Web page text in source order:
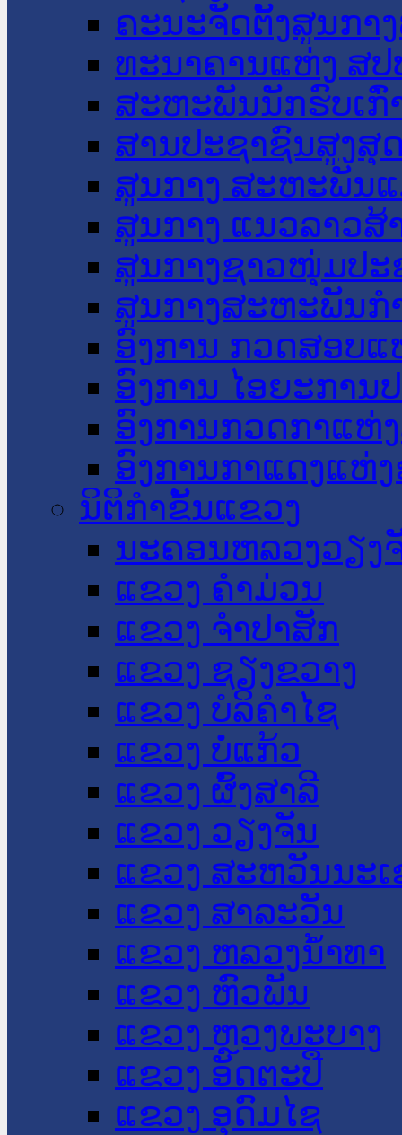
ຄະນະຈັດຕັ້ງສູນກາ
ທະນາຄານແຫ່ງ ສປ
ສະຫະພັນນັກຮົບເກົ່
ສານປະຊາຊົນສູງສຸ
ສູນກາງ ສະຫະພັນ
ສູນກາງ ແນວລາວສ້
ສູນກາງຊາວໜຸ່ມປະ
ສູນກາງສະຫະພັນກ
ອົງການ ກວດສອບແ
ອົງການ ໄອຍະການ
ອົງການກວດກາແຫ່
ອົງການກາແດງແຫ່
ນິຕິກໍາຂັ້ນແຂວງ
ນະ​ຄອນ​ຫລວງວຽງ
ແຂວງ ຄໍາມ່ວນ
ແຂວງ ຈໍາປາສັກ
ແຂວງ ຊຽງຂວາງ
ແຂວງ ບໍລິຄໍາໄຊ
ແຂວງ ບໍ່ແກ້ວ
ແຂວງ ຜົ້ງສາລີ
ແຂວງ ວຽງຈັນ
ແຂວງ ສະຫວັນນະ
ແຂວງ ສາລະວັນ
ແຂວງ ຫລວງນໍ້າທາ
ແຂວງ ຫົວພັນ
ແຂວງ ຫຼວງພະບາງ
ແຂວງ ອັດຕະປື
ແຂວງ ອຸດົມໄຊ